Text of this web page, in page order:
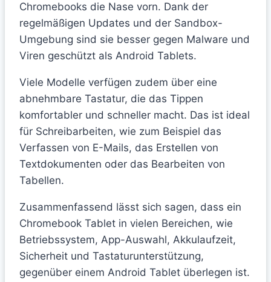
Chromebooks die Nase vorn. Dank der
regelmäßigen Updates und der Sandbox-
Umgebung sind sie besser gegen Malware und
Viren geschützt als Android Tablets.
Viele Modelle verfügen zudem über eine
abnehmbare Tastatur, die das Tippen
komfortabler und schneller macht. Das ist ideal
für Schreibarbeiten, wie zum Beispiel das
Verfassen von E-Mails, das Erstellen von
Textdokumenten oder das Bearbeiten von
Tabellen.
Zusammenfassend lässt sich sagen, dass ein
Chromebook Tablet in vielen Bereichen, wie
Betriebssystem, App-Auswahl, Akkulaufzeit,
Sicherheit und Tastaturunterstützung,
gegenüber einem Android Tablet überlegen ist.